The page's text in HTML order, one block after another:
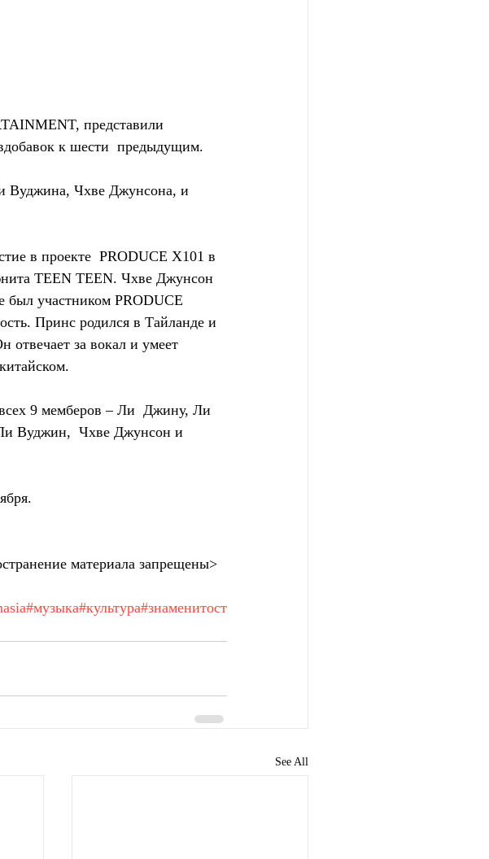
представили
к шести  предыдущим.
Вуджина, Чхве Джунсона, и
в проекте  PRODUCE X101 в
TEEN TEEN. Чхве Джунсон
был участником PRODUCE
Принс родился в Тайланде и
за вокал и умеет
9 мемберов – Ли  Джину, Ли
Вуджин,  Чхве Джунсон и
материала запрещены>
#музыка#культура#знаменитост
See All